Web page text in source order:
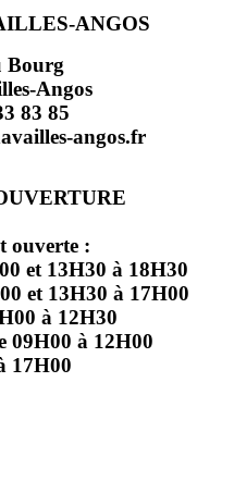
ANGOS
Bourg
Angos
83 85
angos.fr
ouverte :
et 13H30 à 18H30
et 13H30 à 17H00
à 12H30
09H00 à 12H00
17H00